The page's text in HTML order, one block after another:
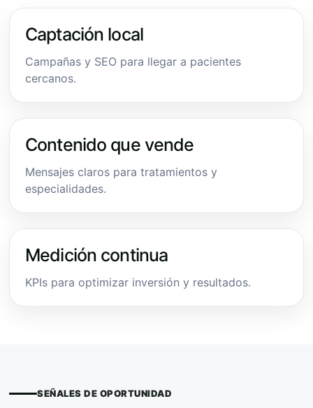
Captación local
Campañas y SEO para llegar a pacientes
cercanos.
Contenido que vende
Mensajes claros para tratamientos y
especialidades.
Medición continua
KPIs para optimizar inversión y resultados.
SEÑALES DE OPORTUNIDAD